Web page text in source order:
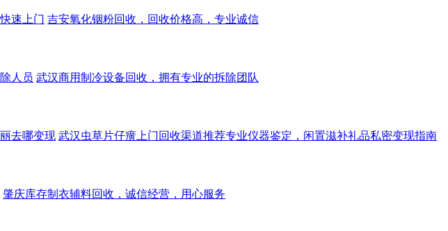
速上门 吉安氧化铟粉回收，回收价格高，专业诚信
人员 武汉商用制冷设备回收，拥有专业的拆除团队
去哪变现 武汉虫草片仔癀上门回收渠道推荐专业仪器鉴定，闲置滋补礼品私密变现指南
肇庆库存制衣辅料回收，诚信经营，用心服务